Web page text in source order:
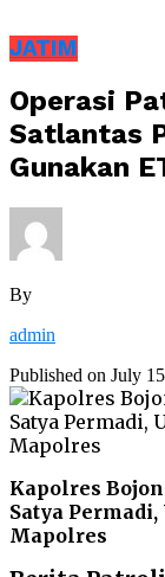
JATIM
Operasi
Satlantas
Gunakan
By
admin
Published on July
Kapolres
Satya
Mapolres